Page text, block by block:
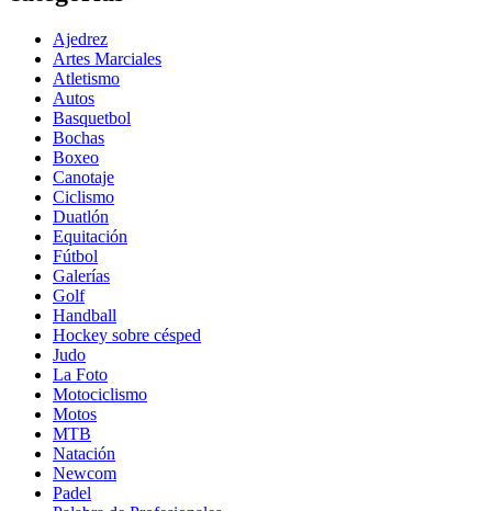
Ajedrez
Artes Marciales
Atletismo
Autos
Basquetbol
Bochas
Boxeo
Canotaje
Ciclismo
Duatlón
Equitación
Fútbol
Galerías
Golf
Handball
Hockey sobre césped
Judo
La Foto
Motociclismo
Motos
MTB
Natación
Newcom
Padel